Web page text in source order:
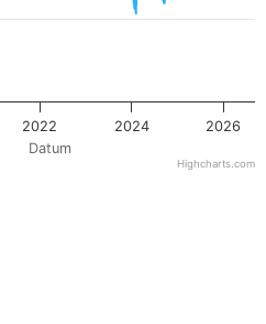
Datum
2022 2024 2026
Highcharts.com